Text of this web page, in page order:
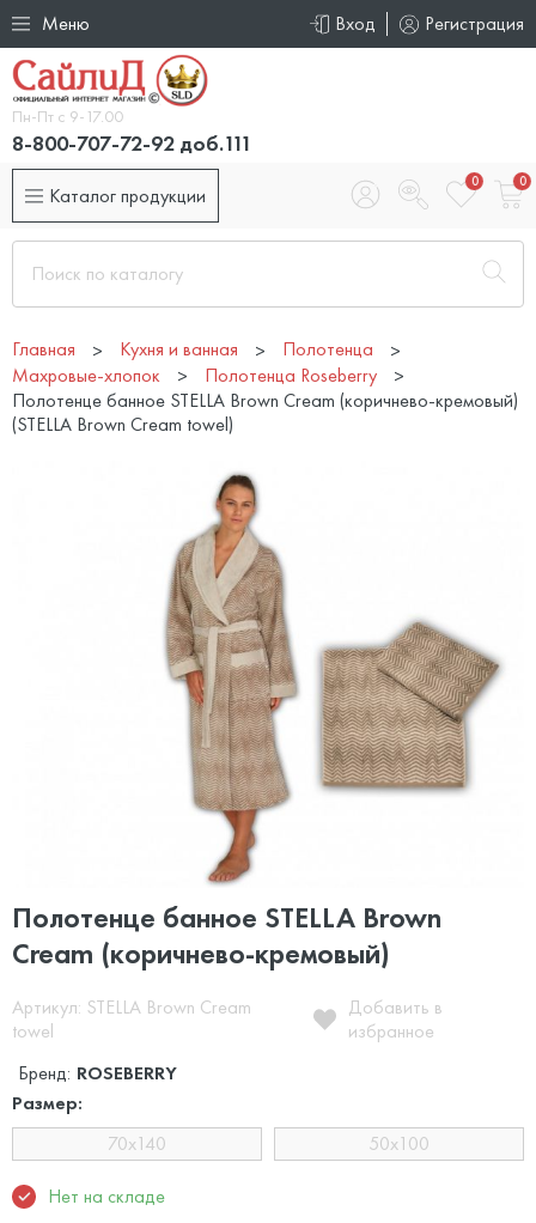
Меню Вход Регистрация
Пн-Пт с 9-17.00
8-800-707-72-92 доб.111
Каталог продукции
0 0
Главная Кухня и ванная
Полотенца
Махровые-хлопок
Полотенца Roseberry
Полотенце банное STELLA Brown Cream (коричнево-кремовый)
(STELLA Brown Cream towel)
Полотенце банное STELLA Brown
Cream (коричнево-кремовый)
Артикул: STELLA Brown Cream
towel
Добавить в
избранное
Бренд: ROSEBERRY
Размер:
70x140
50x100
Нет на складе